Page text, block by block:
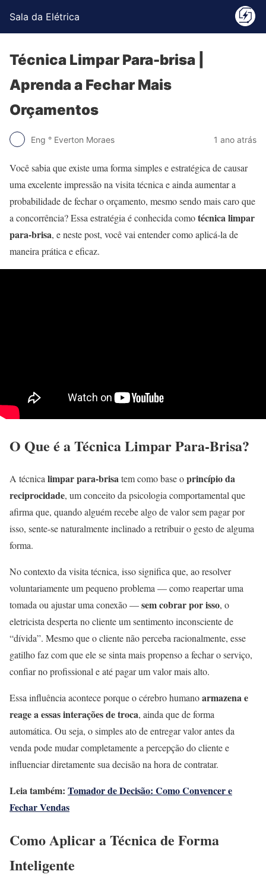
Sala da Elétrica
Técnica Limpar Para-brisa |
Aprenda a Fechar Mais
Orçamentos
Eng ° Everton Moraes 1 ano atrás
Você sabia que existe uma forma simples e estratégica de causar
uma excelente impressão na visita técnica e ainda aumentar a
probabilidade de fechar o orçamento, mesmo sendo mais caro que
a concorrência? Essa estratégia é conhecida comotécnica limpar
para-brisa, e neste post, você vai entender como aplicá-la de
maneira prática e eficaz.
O Que é a Técnica Limpar Para-Brisa?
A técnica limpar para-brisatem como base oprincípio da
reciprocidade, um conceito da psicologia comportamental que
afirma que, quando alguém recebe algo de valor sem pagar por
isso, sente-se naturalmente inclinado a retribuir o gesto de alguma
forma.
No contexto da visita técnica, isso significa que, ao resolver
voluntariamente um pequeno problema — como reapertar uma
tomada ou ajustar uma conexão —sem cobrar por isso, o
eletricista desperta no cliente um sentimento inconsciente de
“dívida”. Mesmo que o cliente não perceba racionalmente, esse
gatilho faz com que ele se sinta mais propenso a fechar o serviço,
confiar no profissional e até pagar um valor mais alto.
Essa influência acontece porque o cérebro humanoarmazena e
reage a essas interações de troca, ainda que de forma
automática. Ou seja, o simples ato de entregar valor antes da
venda pode mudar completamente a percepção do cliente e
influenciar diretamente sua decisão na hora de contratar.
Leia também: Tomador de Decisão: Como Convencer e
Fechar Vendas
Como Aplicar a Técnica de Forma
Inteligente